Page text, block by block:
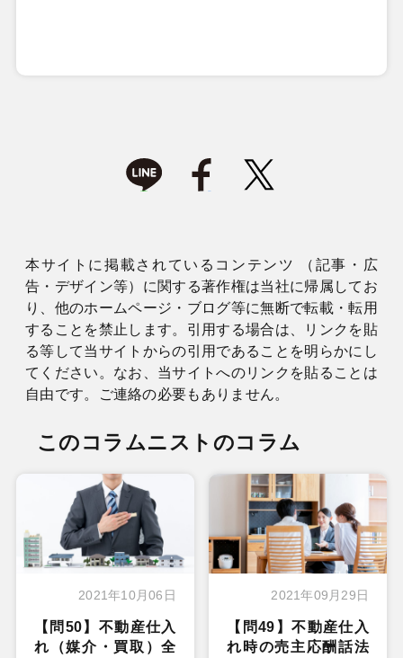
本サイトに掲載されているコンテンツ （記事・広
告・デザイン等）に関する著作権は当社に帰属してお
り、他のホームページ・ブログ等に無断で転載・転用
することを禁止します。引用する場合は、リンクを貼
る等して当サイトからの引用であることを明らかにし
てください。なお、当サイトへのリンクを貼ることは
自由です。ご連絡の必要もありません。
このコラムニストのコラム
2021年10月06日
【問50】不動産仕入
れ（媒介・買取）全
2021年09月29日
【問49】不動産仕入
れ時の売主応酬話法